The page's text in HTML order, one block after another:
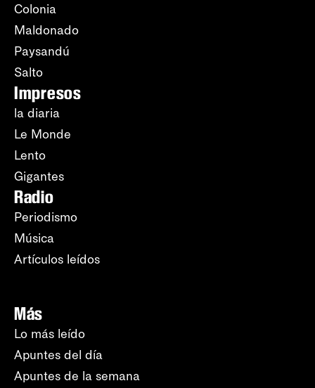
Colonia
Maldonado
Paysandú
Salto
Impresos
la diaria
Le Monde
Lento
Gigantes
Radio
Periodismo
Música
Artículos leídos
Más
Lo más leído
Apuntes del día
Apuntes de la semana